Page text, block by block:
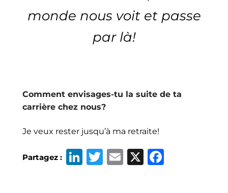
monde nous voit et passe
par là!
Comment envisages-tu la suite de ta
carrière chez nous?
Je veux rester jusqu’à ma retraite!
Partagez :
Li T
E
X